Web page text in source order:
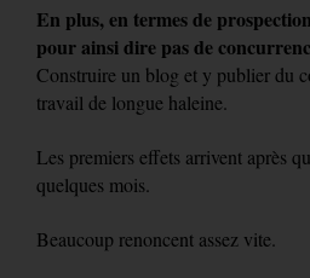
En plus, en termes de
pour ainsi dire pas de
Construire un blog et y publier du
travail de longue haleine.
Les premiers effets arrivent après
quelques mois.
Beaucoup renoncent assez vite.